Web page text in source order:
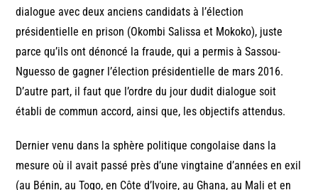
dialogue avec deux anciens candidats à l’élection
présidentielle en prison (Okombi Salissa et Mokoko), juste
parce qu’ils ont dénoncé la fraude, qui a permis à Sassou-
Nguesso de gagner l’élection présidentielle de mars 2016.
D’autre part, il faut que l’ordre du jour dudit dialogue soit
établi de commun accord, ainsi que, les objectifs attendus.
Dernier venu dans la sphère politique congolaise dans la
mesure où il avait passé près d’une vingtaine d’années en exil
(au Bénin, au Togo, en Côte d’Ivoire, au Ghana, au Mali et en